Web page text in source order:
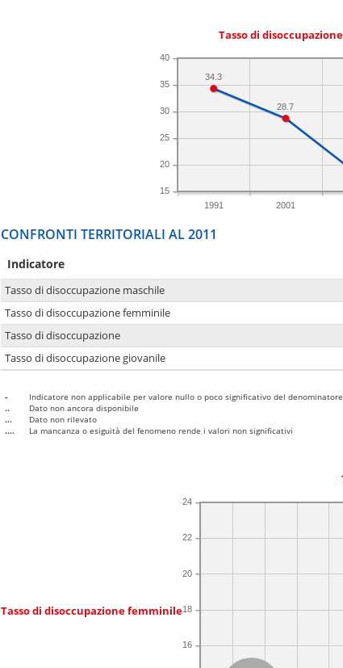
Tasso di disoccupazione
1991 2001
15
20
25
30
35
40
28.7
34.3
CONFRONTI TERRITORIALI AL 2011
Indicatore
Tasso di disoccupazione maschile
Tasso di disoccupazione femminile
Tasso di disoccupazione
Tasso di disoccupazione giovanile
-
Indicatore non applicabile per valore nullo o poco significativo del denominatore
..
Dato non ancora disponibile
...
Dato non rilevato
....
La mancanza o esiguità del fenomeno rende i valori non significativi
Tasso di disoccupazione femminile
16
18
20
22
24